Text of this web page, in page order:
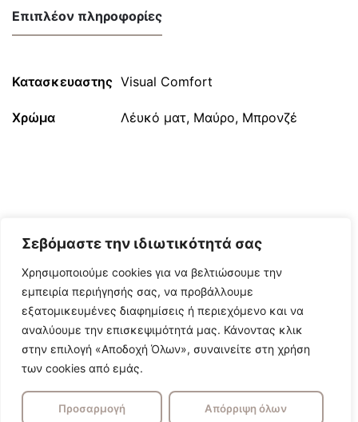
Σεβόμαστε την ιδιωτικότητά σας
Χρησιμοποιούμε cookies για να βελτιώσουμε την
εμπειρία περιήγησής σας, να προβάλλουμε
εξατομικευμένες διαφημίσεις ή περιεχόμενο και να
αναλύουμε την επισκεψιμότητά μας. Κάνοντας κλικ
στην επιλογή «Αποδοχή Όλων», συναινείτε στη χρήση
των cookies από εμάς.
Προσαρμογή Απόρριψη όλων
Επιπλέον πληροφορίες
Κατασκευαστης Visual Comfort
Χρώμα Λέυκό ματ, Μαύρο, Μπρονζέ